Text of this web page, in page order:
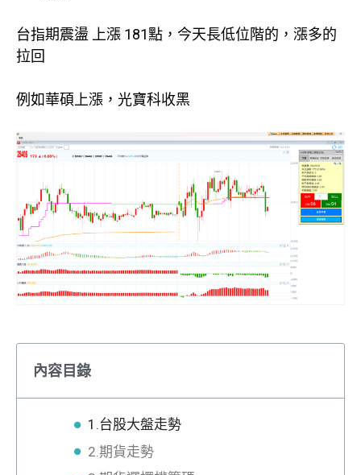
台指期震盪 上漲 181點，今天長低位階的，漲多的
拉回
例如華碩上漲，光寶科收黑
內容目錄
1.台股大盤走勢
2.期貨走勢